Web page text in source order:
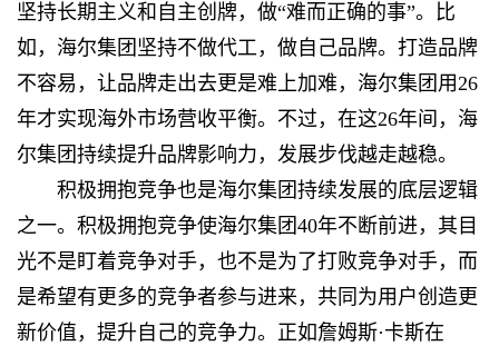
坚持长期主义和自主创牌，做“难而正确的事”。比
如，海尔集团坚持不做代工，做自己品牌。打造品牌
不容易，让品牌走出去更是难上加难，海尔集团用26
年才实现海外市场营收平衡。不过，在这26年间，海
尔集团持续提升品牌影响力，发展步伐越走越稳。
积极拥抱竞争也是海尔集团持续发展的底层逻辑
之一。积极拥抱竞争使海尔集团40年不断前进，其目
光不是盯着竞争对手，也不是为了打败竞争对手，而
是希望有更多的竞争者参与进来，共同为用户创造更
新价值，提升自己的竞争力。正如詹姆斯·卡斯在